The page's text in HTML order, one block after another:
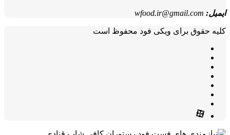
ایمیل: wfood.ir@gmail.com
کلیه حقوق برای ویکی فود محفوظ است